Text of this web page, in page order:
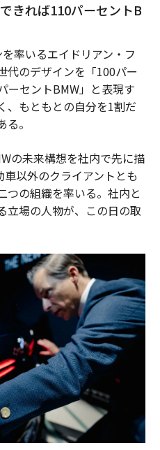
きれば110パーセントB
率いるエイドリアン・フ
代のデザインを「100パー
ーセントBMW」と表現す
、もともとの自分を1割だ
。
の未来構想を社内で先に描
以外のクライアントとも
つの組織を率いる。社内と
立場の人物が、この日の取